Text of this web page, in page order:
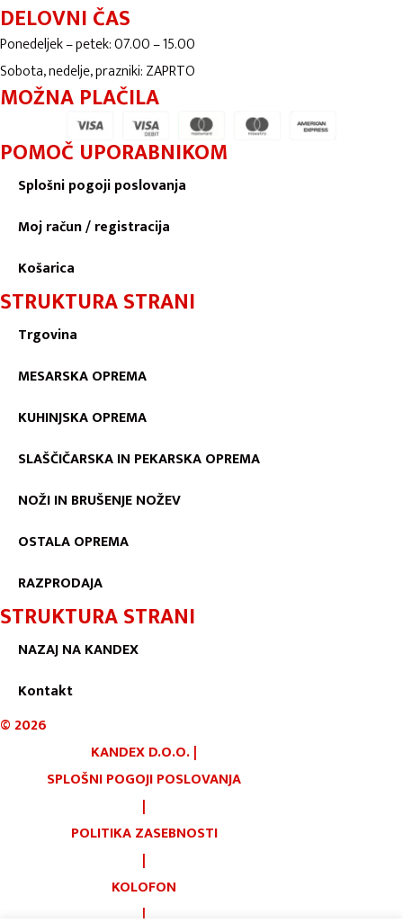
DELOVNI ČAS
Ponedeljek – petek: 07.00 – 15.00
Sobota, nedelje, prazniki: ZAPRTO
MOŽNA PLAČILA
POMOČ UPORABNIKOM
Splošni pogoji poslovanja
Moj račun / registracija
Košarica
STRUKTURA STRANI
Trgovina
MESARSKA OPREMA
KUHINJSKA OPREMA
SLAŠČIČARSKA IN PEKARSKA OPREMA
NOŽI IN BRUŠENJE NOŽEV
OSTALA OPREMA
RAZPRODAJA
STRUKTURA STRANI
NAZAJ NA KANDEX
Kontakt
©2026
KANDEX D.O.O.|
SPLOŠNI POGOJI POSLOVANJA
|
POLITIKA ZASEBNOSTI
|
KOLOFON
|